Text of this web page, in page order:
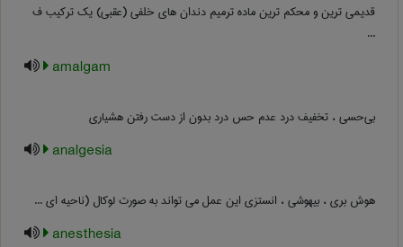
قدیمی ترین و محکم ترین ماده ترمیم دندان های خلفی (عقبی) یک ترکیب ف
...
amalgam
بی‌حسی ، تخفیف درد عدم حس درد بدون از دست رفتن هشیاری
analgesia
هوش بری ، بیهوشی ، انستزی این عمل می تواند به صورت لوکال (ناحیه ای ...
anesthesia